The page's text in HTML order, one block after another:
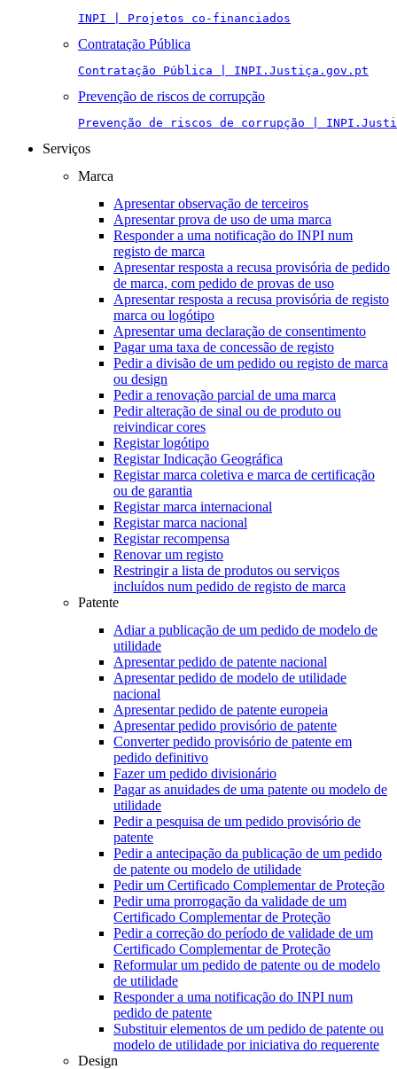
INPI | Projetos co-financiados
Contratação Pública
Contratação Pública | INPI.Justiça.gov.pt
Prevenção de riscos de corrupção
Prevenção de riscos de corrupção |
Serviços
Marca
Apresentar observação de terceiros
Apresentar prova de uso de uma marca
Responder a uma notificação do INPI num
registo de marca
Apresentar resposta a recusa provisória de pedido
de marca, com pedido de provas de uso
Apresentar resposta a recusa provisória de registo
marca ou logótipo
Apresentar uma declaração de consentimento
Pagar uma taxa de concessão de registo
Pedir a divisão de um pedido ou registo de marca
ou design
Pedir a renovação parcial de uma marca
Pedir alteração de sinal ou de produto ou
reivindicar cores
Registar logótipo
Registar Indicação Geográfica
Registar marca coletiva e marca de certificação
ou de garantia
Registar marca internacional
Registar marca nacional
Registar recompensa
Renovar um registo
Restringir a lista de produtos ou serviços
incluídos num pedido de registo de marca
Patente
Adiar a publicação de um pedido de modelo de
utilidade
Apresentar pedido de patente nacional
Apresentar pedido de modelo de utilidade
nacional
Apresentar pedido de patente europeia
Apresentar pedido provisório de patente
Converter pedido provisório de patente em
pedido definitivo
Fazer um pedido divisionário
Pagar as anuidades de uma patente ou modelo de
utilidade
Pedir a pesquisa de um pedido provisório de
patente
Pedir a antecipação da publicação de um pedido
de patente ou modelo de utilidade
Pedir um Certificado Complementar de Proteção
Pedir uma prorrogação da validade de um
Certificado Complementar de Proteção
Pedir a correção do período de validade de um
Certificado Complementar de Proteção
Reformular um pedido de patente ou de modelo
de utilidade
Responder a uma notificação do INPI num
pedido de patente
Substituir elementos de um pedido de patente ou
modelo de utilidade por iniciativa do requerente
Design